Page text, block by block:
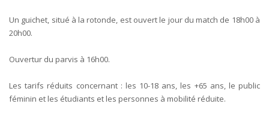
Un guichet, situé à la rotonde, est ouvert le jour du match de 18h00 à
20h00.
Ouvertur du parvis à 16h00.
Les tarifs réduits concernant : les 10-18 ans, les +65 ans, le public
féminin et les étudiants et les personnes à mobilité réduite.